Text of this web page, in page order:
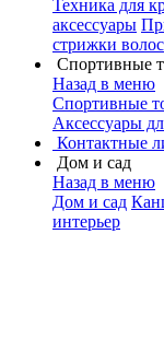
Техника для
аксессуары
стрижки волос
Спортивные
Назад в меню
Спортивные
Аксессуары
Контактные
Дом и сад
Назад в меню
Дом и сад
интерьер